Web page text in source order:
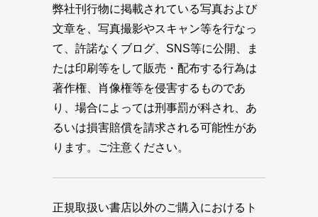
弊社刊行物に掲載されている写真および
文章を、写真撮影やスキャン等を行なっ
て、許諾なくブログ、SNS等に公開、ま
たは印刷等をして販売・配布する行為は
著作権、肖像権等を侵害するものであ
り、場合によっては刑事罰が科され、あ
るいは損害賠償を請求される可能性があ
ります。ご注意ください。
正規取扱い書店以外のご購入におけるト